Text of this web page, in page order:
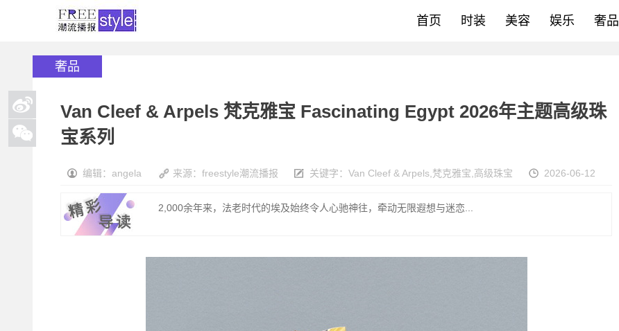
首页 时装 美容 娱乐 奢品
奢品
Van Cleef & Arpels 梵克雅宝 Fascinating Egypt 2026年主题高级珠
宝系列
编辑：angela 来源：freestyle潮流播报 关键字： Van Cleef & Arpels 梵克雅宝 高级珠宝 2026-06-12
2,000余年来，法老时代的埃及始终令人心驰神往，牵动无限遐想与迷恋...